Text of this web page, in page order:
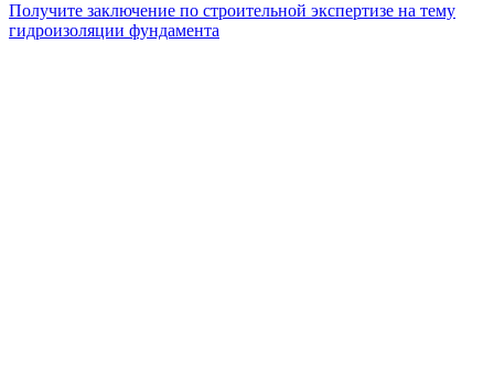
Получите заключение по строительной экспертизе на тему
гидроизоляции фундамента